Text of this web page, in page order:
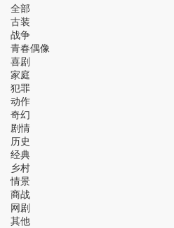
全部
古装
战争
青春偶像
喜剧
家庭
犯罪
动作
奇幻
剧情
历史
经典
乡村
情景
商战
网剧
其他